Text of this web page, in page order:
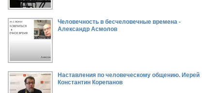
Человечность в бесчеловечные времена -
Александр Асмолов
Наставления по человеческому общению. Иерей
Константин Корепанов